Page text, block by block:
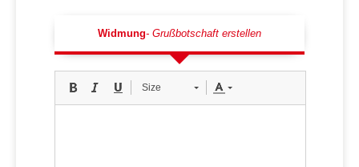
Widmung Grußbotschaft erstellen
Size